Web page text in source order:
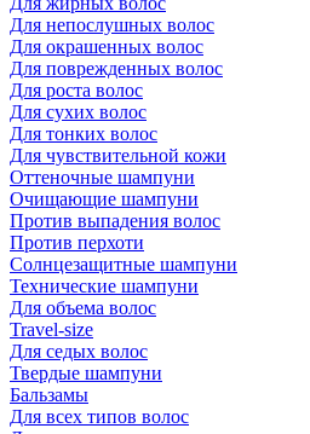
Для непослушных волос
Для окрашенных волос
Для поврежденных волос
Для роста волос
Для сухих волос
Для тонких волос
Для чувствительной кожи
Оттеночные шампуни
Очищающие шампуни
Против выпадения волос
Против перхоти
Солнцезащитные шампуни
Технические шампуни
Для объема волос
Travel-size
Для седых волос
Твердые шампуни
Бальзамы
Для всех типов волос